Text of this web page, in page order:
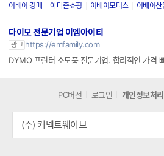
이베이 경매 아마존쇼핑 이베이모터스 이베이산
다이모 전문기업 이엠아이티
광고 https://emfamily.com
DYMO 프린터 소모품 전문기업. 합리적인 가격
PC버전 로그인 개인정보처
(주) 커넥트웨이브